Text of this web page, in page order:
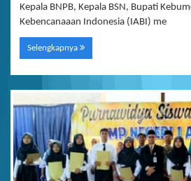
Kepala BNPB, Kepala BSN, Bupati
Kebencanaaan Indonesia (IABI) me
Selengkapnya